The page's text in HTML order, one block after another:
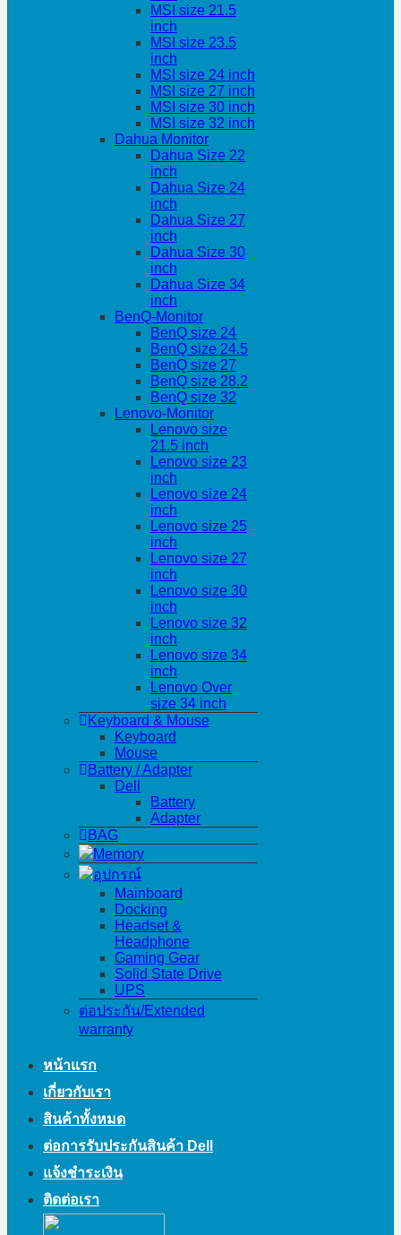
MSI size 21.5
inch
MSI size 23.5
inch
MSI size 24 inch
MSI size 27 inch
MSI size 30 inch
MSI size 32 inch
Dahua Monitor
Dahua Size 22
inch
Dahua Size 24
inch
Dahua Size 27
inch
Dahua Size 30
inch
Dahua Size 34
inch
BenQ-Monitor
BenQ size 24
BenQ size 24.5
BenQ size 27
BenQ size 28.2
BenQ size 32
Lenovo-Monitor
Lenovo size
21.5 inch
Lenovo size 23
inch
Lenovo size 24
inch
Lenovo size 25
inch
Lenovo size 27
inch
Lenovo size 30
inch
Lenovo size 32
inch
Lenovo size 34
inch
Lenovo Over
size 34 inch
Keyboard & Mouse
Keyboard
Mouse
Battery / Adapter
Dell
Battery
Adapter
BAG
Memory
อุปกรณ์
Mainboard
Docking
Headset &
Headphone
Gaming Gear
Solid State Drive
UPS
ต่อประกัน/Extended
warranty
หน้าแรก
เกี่ยวกับเรา
สินค้าทั้งหมด
ต่อการรับประกันสินค้า Dell
แจ้งชำระเงิน
ติดต่อเรา